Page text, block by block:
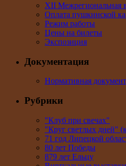
XII Межрегиональная
Оплата пушкинской
Режим работы
Цены на билеты
Экспозиция
Документация
Нормативная
Рубрики
"Клуб при свечах"
"Круг светлых дней"
71 год Липецкой
80 лет Победы
879 лет Ельцу